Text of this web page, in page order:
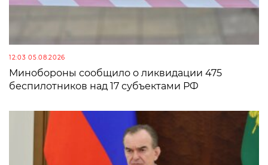
12:03 05.08.2026
Минобороны сообщило о ликвидации 475
беспилотников над 17 субъектами РФ